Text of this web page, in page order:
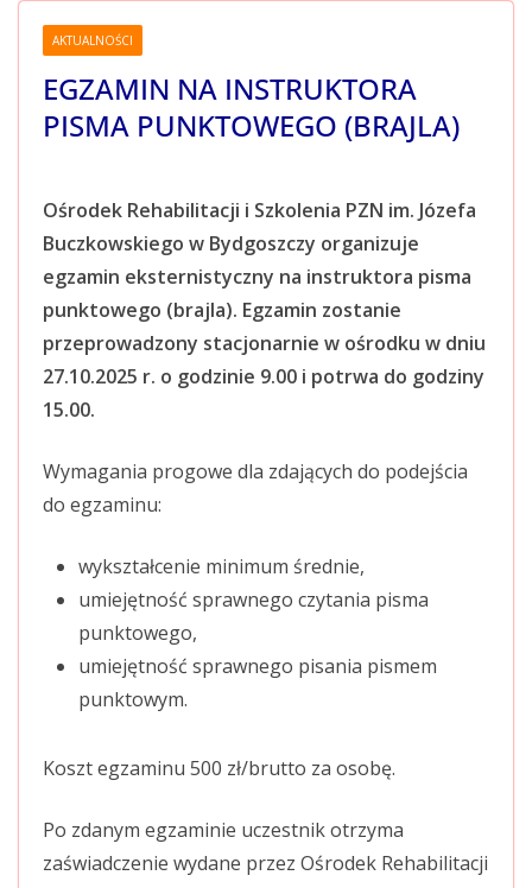
AKTUALNOŚCI
EGZAMIN NA INSTRUKTORA
PISMA PUNKTOWEGO (BRAJLA)
Ośrodek Rehabilitacji i Szkolenia PZN im. Józefa
Buczkowskiego w Bydgoszczy organizuje
egzamin eksternistyczny na instruktora pisma
punktowego (brajla). Egzamin zostanie
przeprowadzony stacjonarnie w ośrodku w dniu
27.10.2025 r. o godzinie 9.00 i potrwa do godziny
15.00.
Wymagania progowe dla zdających do podejścia
do egzaminu:
wykształcenie minimum średnie,
umiejętność sprawnego czytania pisma
punktowego,
umiejętność sprawnego pisania pismem
punktowym.
Koszt egzaminu 500 zł/brutto za osobę.
Po zdanym egzaminie uczestnik otrzyma
zaświadczenie wydane przez Ośrodek Rehabilitacji